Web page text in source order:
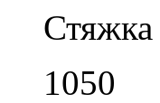
1050